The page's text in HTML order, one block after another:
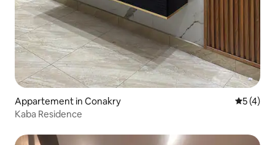
Appartement in Conakry
5 (4)
Kaba Residence